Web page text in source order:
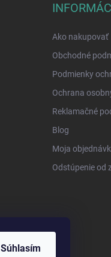
Súhlasím
Ako nakupovať
Obchodné
Podmienky
Ochrana
Reklamačné
Blog
Moja
Odstúpenie od